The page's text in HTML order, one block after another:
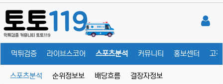
먹튀검증 라이브스코어 스포츠분석 커뮤니티 홍보센터 고
스포츠분석 순위정보보 배당흐름 결장자정보